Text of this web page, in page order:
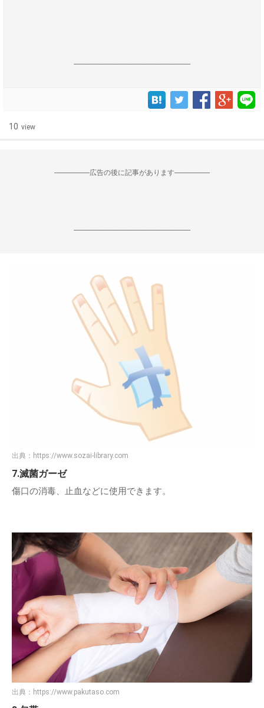
------------------------------------------------------------------
10 view
--------------------広告の後に記事があります--------------------
------------------------------------------------------------------
出典： https://www.sozai-library.com
7.滅菌ガーゼ
傷口の消毒、止血などに使用できます。
出典： https://www.pakutaso.com